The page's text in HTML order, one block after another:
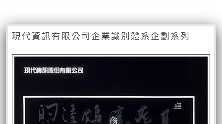
現代資訊有限公司企業識別體系企劃系列